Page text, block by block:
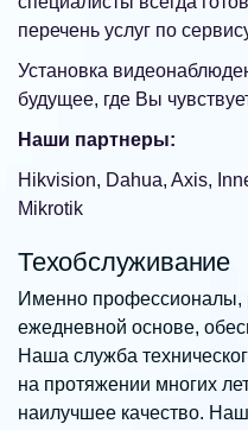
перечень услуг по
Установка
будущее, где Вы
Наши партнеры:
Hikvision, Dahua, Axis,
Mikrotik
Техобслуживание
Именно профессионалы,
ежедневной основе,
Наша служба
на протяжении многих
наилучшее качество.